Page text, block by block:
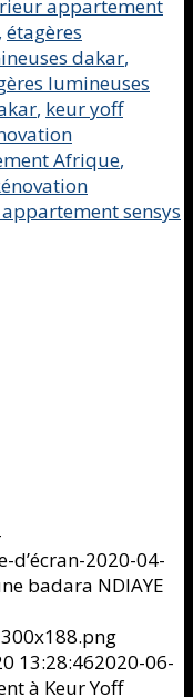
appartement
, étagères
dakar,
lumineuses
, keur yoff
Afrique,
sensys
2020-04-
badara NDIAYE
13:28:462020-06-
à Keur Yoff